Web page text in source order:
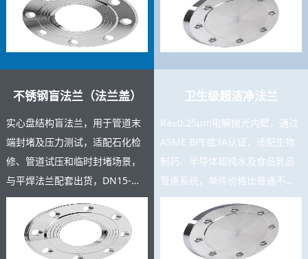
充足，支持按图定制。 测报告。
不锈钢盲法兰（法兰盖）
实心盘结构盲法兰，用于管道末
端封堵及压力测试，适配石化检
修、管道试压和临时封堵场景，
与平焊法兰配套出货，DN15-
DN600规格齐全，复购率高，可
与主产品同批交货。
卫生级超洁净法兰
Ra≤0.25μm电解抛光内壁，通过
ASME BPE或3A认证，适配生物
制药、半导体超纯水及食品乳品
管道系统，单件价格比普通不锈
钢法兰高3-8倍，是高附加值精密